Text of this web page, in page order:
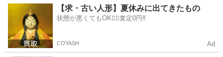
北広島市 その他 TCM
【求・古い人形】夏休みに出てきたもの
状態が悪くてもOK🙆‍♀️査定0円‼️
COYASH Ad